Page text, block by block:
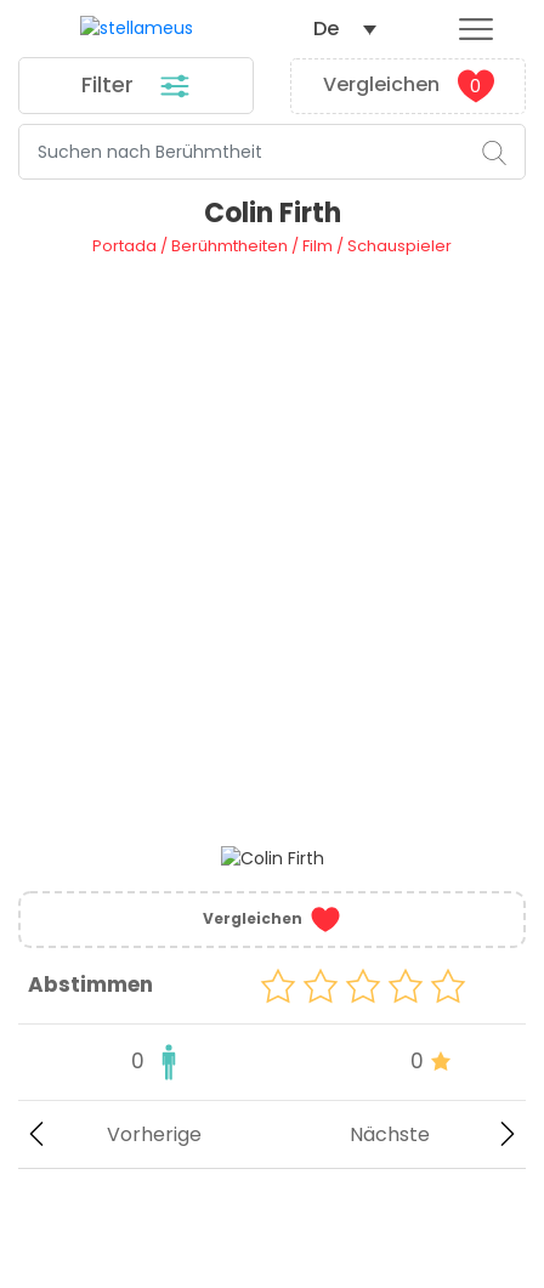
Filter Vergleichen 0
De
Colin Firth
Portada /Berühmtheiten /Film /Schauspieler
Vergleichen
Abstimmen
0 0
Nächste
Vorherige